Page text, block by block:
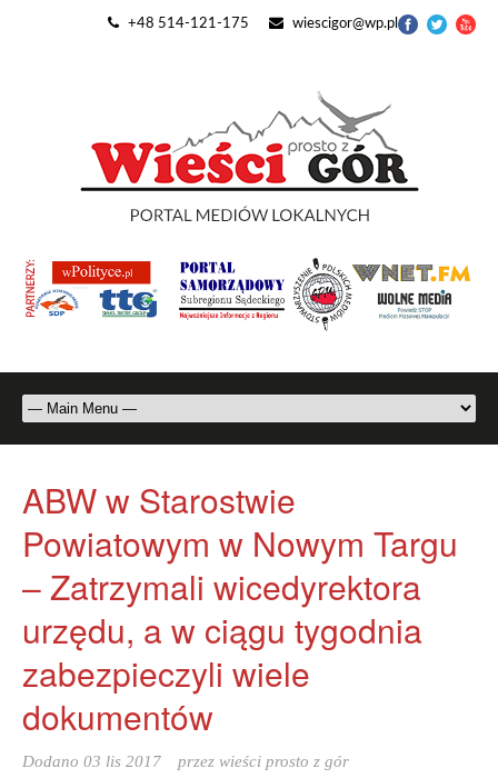
+48 514-121-175 wiescigor@wp.pl
ABW w Starostwie
Powiatowym w Nowym Targu
– Zatrzymali wicedyrektora
urzędu, a w ciągu tygodnia
zabezpieczyli wiele
dokumentów
Dodano 03 lis 2017 przez wieści prosto z gór